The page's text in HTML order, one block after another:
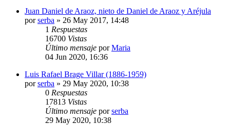
Juan Daniel de Araoz, nieto de Daniel de Araoz y Aréjula
porserba » 26 May 2017, 14:48
1 Respuestas
16700 Vistas
Último mensaje porMaria
04 Jun 2020, 16:36
Luis Rafael Brage Villar (1886-1959)
porserba » 29 May 2020, 10:38
0 Respuestas
17813 Vistas
Último mensaje porserba
29 May 2020, 10:38